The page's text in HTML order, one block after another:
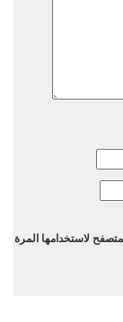
لاستخدامها المرة